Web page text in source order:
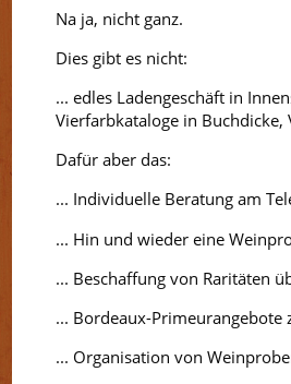
Na ja, nicht ganz.
Dies gibt es nicht:
... edles Ladengeschäft in
Vierfarbkataloge in Buchdicke,
Dafür aber das:
... Individuelle Beratung am
... Hin und wieder eine
... Beschaffung von Raritäten
... Bordeaux-
... Organisation von